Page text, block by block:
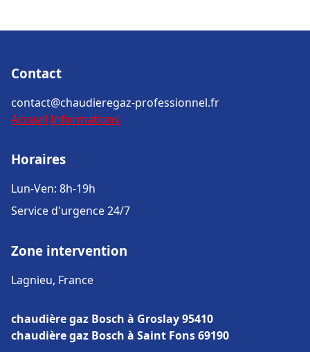
Contact
contact@chaudieregaz-professionnel.fr
Accueil Informations
Horaires
Lun-Ven: 8h-19h
Service d'urgence 24/7
Zone intervention
Lagnieu, France
chaudière gaz Bosch à Groslay 95410
chaudière gaz Bosch à Saint Fons 69190